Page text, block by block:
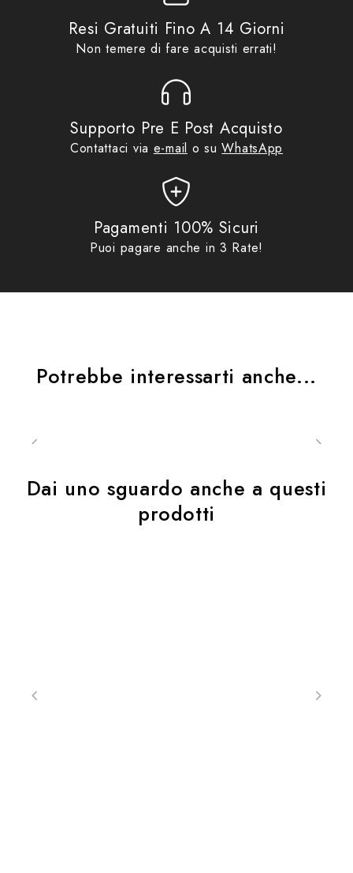
Resi Gratuiti Fino A 14 Giorni
Non temere di fare acquisti errati!
Supporto Pre E Post Acquisto
Contattaci via e-mail o suWhatsApp
Pagamenti 100% Sicuri
Puoi pagare anche in 3 Rate!
Potrebbe interessarti anche...
Dai uno sguardo anche a questi
prodotti